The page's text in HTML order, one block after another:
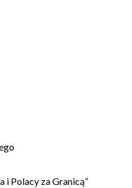
i Polacy za Granicą”